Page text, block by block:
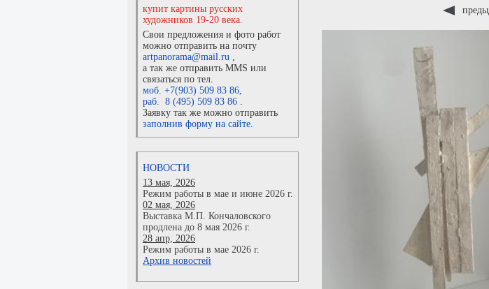
купит картины русских
художников 19-20 века.
Свои предложения и фото работ
можно отправить на почту
artpanorama@mail.ru ,
а так же отправить MMS или
связаться по тел.
моб. +7(903) 509 83 86,
раб. 8 (495) 509 83 86 .
Заявку так же можно отправить
заполнив форму на сайте.
НОВОСТИ
13 мая, 2026
Режим работы в мае и июне 2026 г.
02 мая, 2026
Выставка М.П. Кончаловского
продлена до 8 мая 2026 г.
28 апр, 2026
Режим работы в мае 2026 г.
Архив новостей